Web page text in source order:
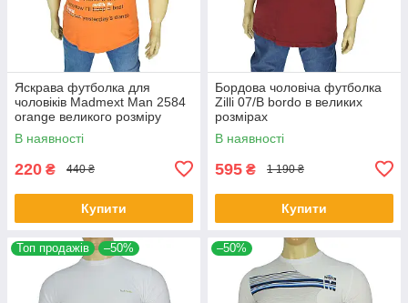
Яскрава футболка для
чоловіків Madmext Man 2584
orange великого розміру
В наявності
220 ₴ 440 ₴
Купити
Бордова чоловіча футболка
Zilli 07/В bordo в великих
розмірах
В наявності
595 ₴ 1 190 ₴
Купити
Топ продажів –50% –50%